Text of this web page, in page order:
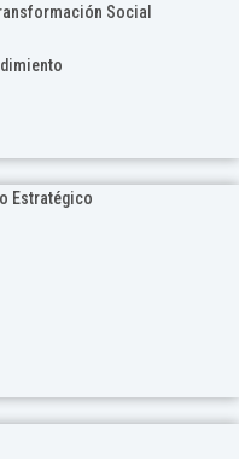
Social
Estratégico